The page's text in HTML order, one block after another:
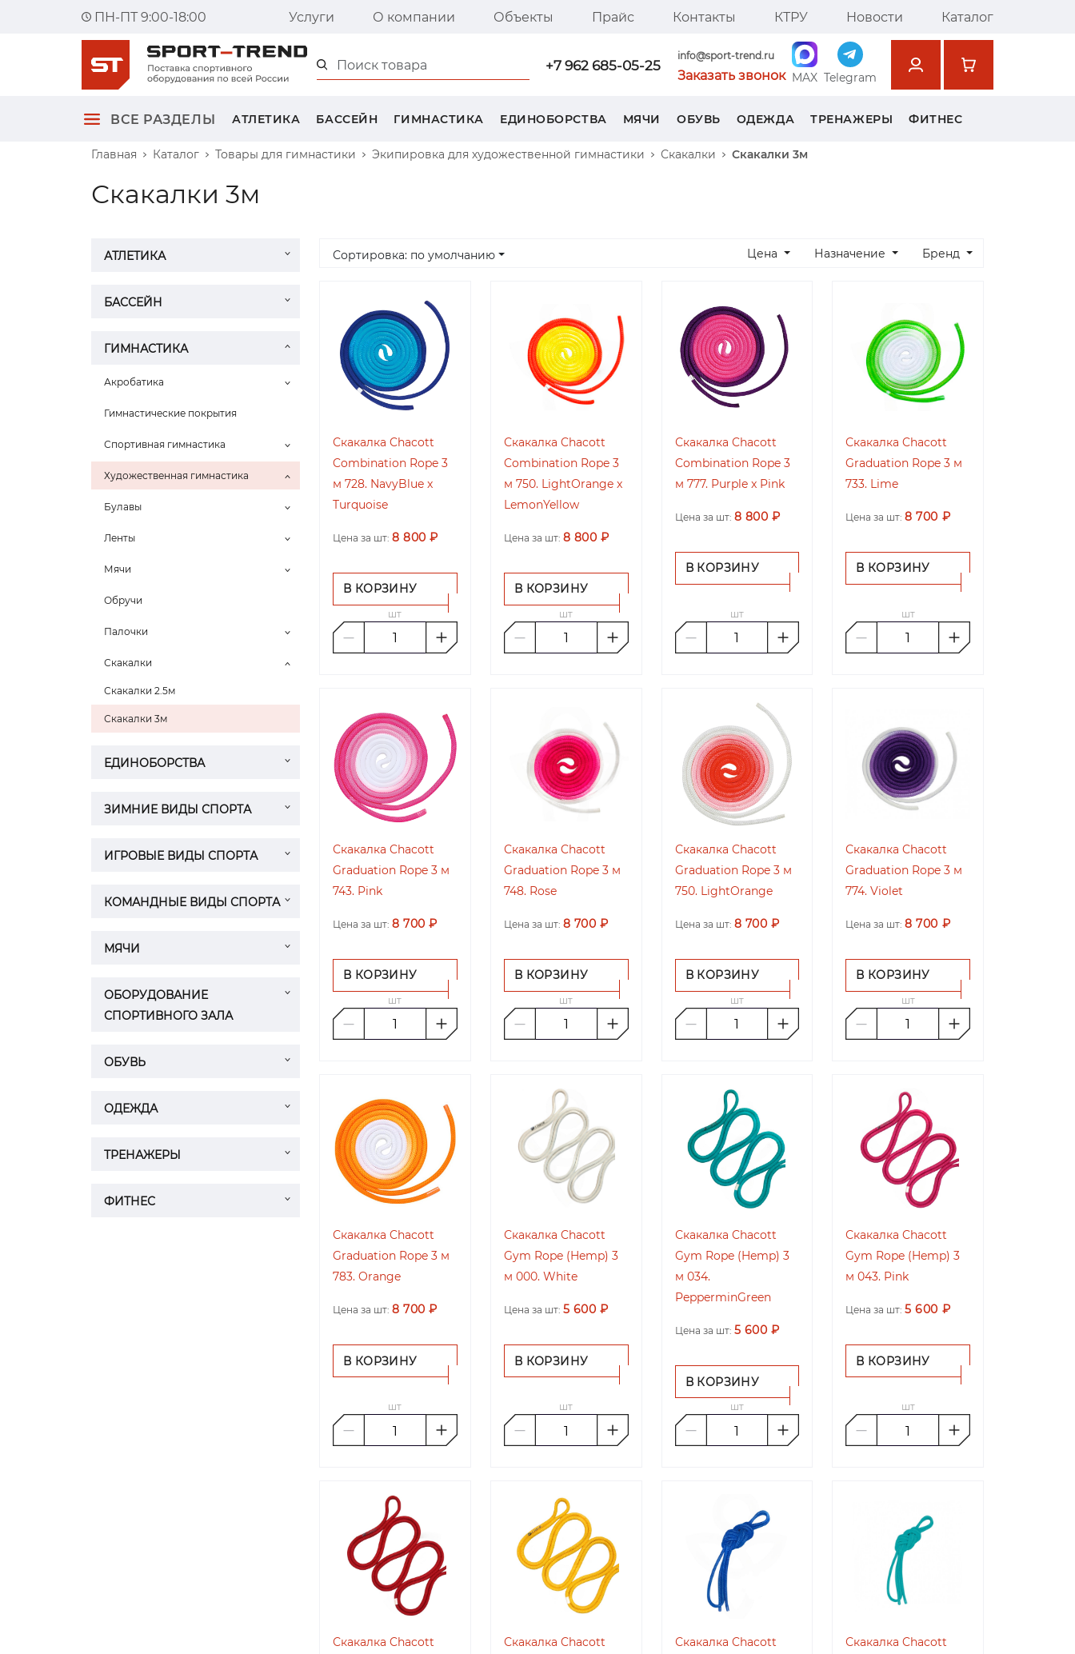
ПН-ПТ 9:00-18:00 Услуги О компании Объекты Прайс Контакты КТРУ Новости
Каталог
+7 962 685-05-25
info@sport-trend.ru
Заказать звонок MAX Telegram
ВСЕ РАЗДЕЛЫ АТЛЕТИКА БАССЕЙН ГИМНАСТИКА ЕДИНОБОРСТВА МЯЧИ ОБУВЬ ОДЕЖДА ТРЕНАЖЕРЫ ФИТНЕС
Главная Каталог Товары для гимнастики Экипировка для художественной гимнастики Скакалки Скакалки 3м
Скакалки 3м
АТЛЕТИКА
БАССЕЙН
ГИМНАСТИКА
Акробатика
Гимнастические покрытия
Спортивная гимнастика
Художественная гимнастика
Булавы
Ленты
Мячи
Обручи
Палочки
Скакалки
Скакалки 2.5м
Скакалки 3м
ЕДИНОБОРСТВА
ЗИМНИЕ ВИДЫ СПОРТА
ИГРОВЫЕ ВИДЫ СПОРТА
КОМАНДНЫЕ ВИДЫ СПОРТА
МЯЧИ
ОБОРУДОВАНИЕ
СПОРТИВНОГО ЗАЛА
ОБУВЬ
ОДЕЖДА
ТРЕНАЖЕРЫ
ФИТНЕС
Сортировка: по умолчанию Цена Назначение Бренд
Скакалка Chacott
Combination Rope 3
м 728. NavyBlue x
Turquoise
Цена за шт: 8 800 ₽
В КОРЗИНУ
шт
Скакалка Chacott
Combination Rope 3
м 750. LightOrange x
LemonYellow
Цена за шт: 8 800 ₽
В КОРЗИНУ
шт
Скакалка Chacott
Combination Rope 3
м 777. Purple x Pink
Цена за шт: 8 800 ₽
В КОРЗИНУ
шт
Скакалка Chacott
Graduation Rope 3 м
733. Lime
Цена за шт: 8 700 ₽
В КОРЗИНУ
шт
Скакалка Chacott
Graduation Rope 3 м
743. Pink
Цена за шт: 8 700 ₽
В КОРЗИНУ
шт
Скакалка Chacott
Graduation Rope 3 м
748. Rose
Цена за шт: 8 700 ₽
В КОРЗИНУ
шт
Скакалка Chacott
Graduation Rope 3 м
750. LightOrange
Цена за шт: 8 700 ₽
В КОРЗИНУ
шт
Скакалка Chacott
Graduation Rope 3 м
774. Violet
Цена за шт: 8 700 ₽
В КОРЗИНУ
шт
Скакалка Chacott
Graduation Rope 3 м
783. Orange
Цена за шт: 8 700 ₽
В КОРЗИНУ
шт
Скакалка Chacott
Gym Rope (Hemp) 3
м 000. White
Цена за шт: 5 600 ₽
В КОРЗИНУ
шт
Скакалка Chacott
Gym Rope (Hemp) 3
м 034.
PepperminGreen
Цена за шт: 5 600 ₽
В КОРЗИНУ
шт
Скакалка Chacott
Gym Rope (Hemp) 3
м 043. Pink
Цена за шт: 5 600 ₽
В КОРЗИНУ
шт
Скакалка Chacott
Скакалка Chacott
Скакалка Chacott
Скакалка Chacott